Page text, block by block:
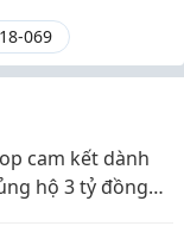
069
cam kết dành
hộ 3 tỷ đồng